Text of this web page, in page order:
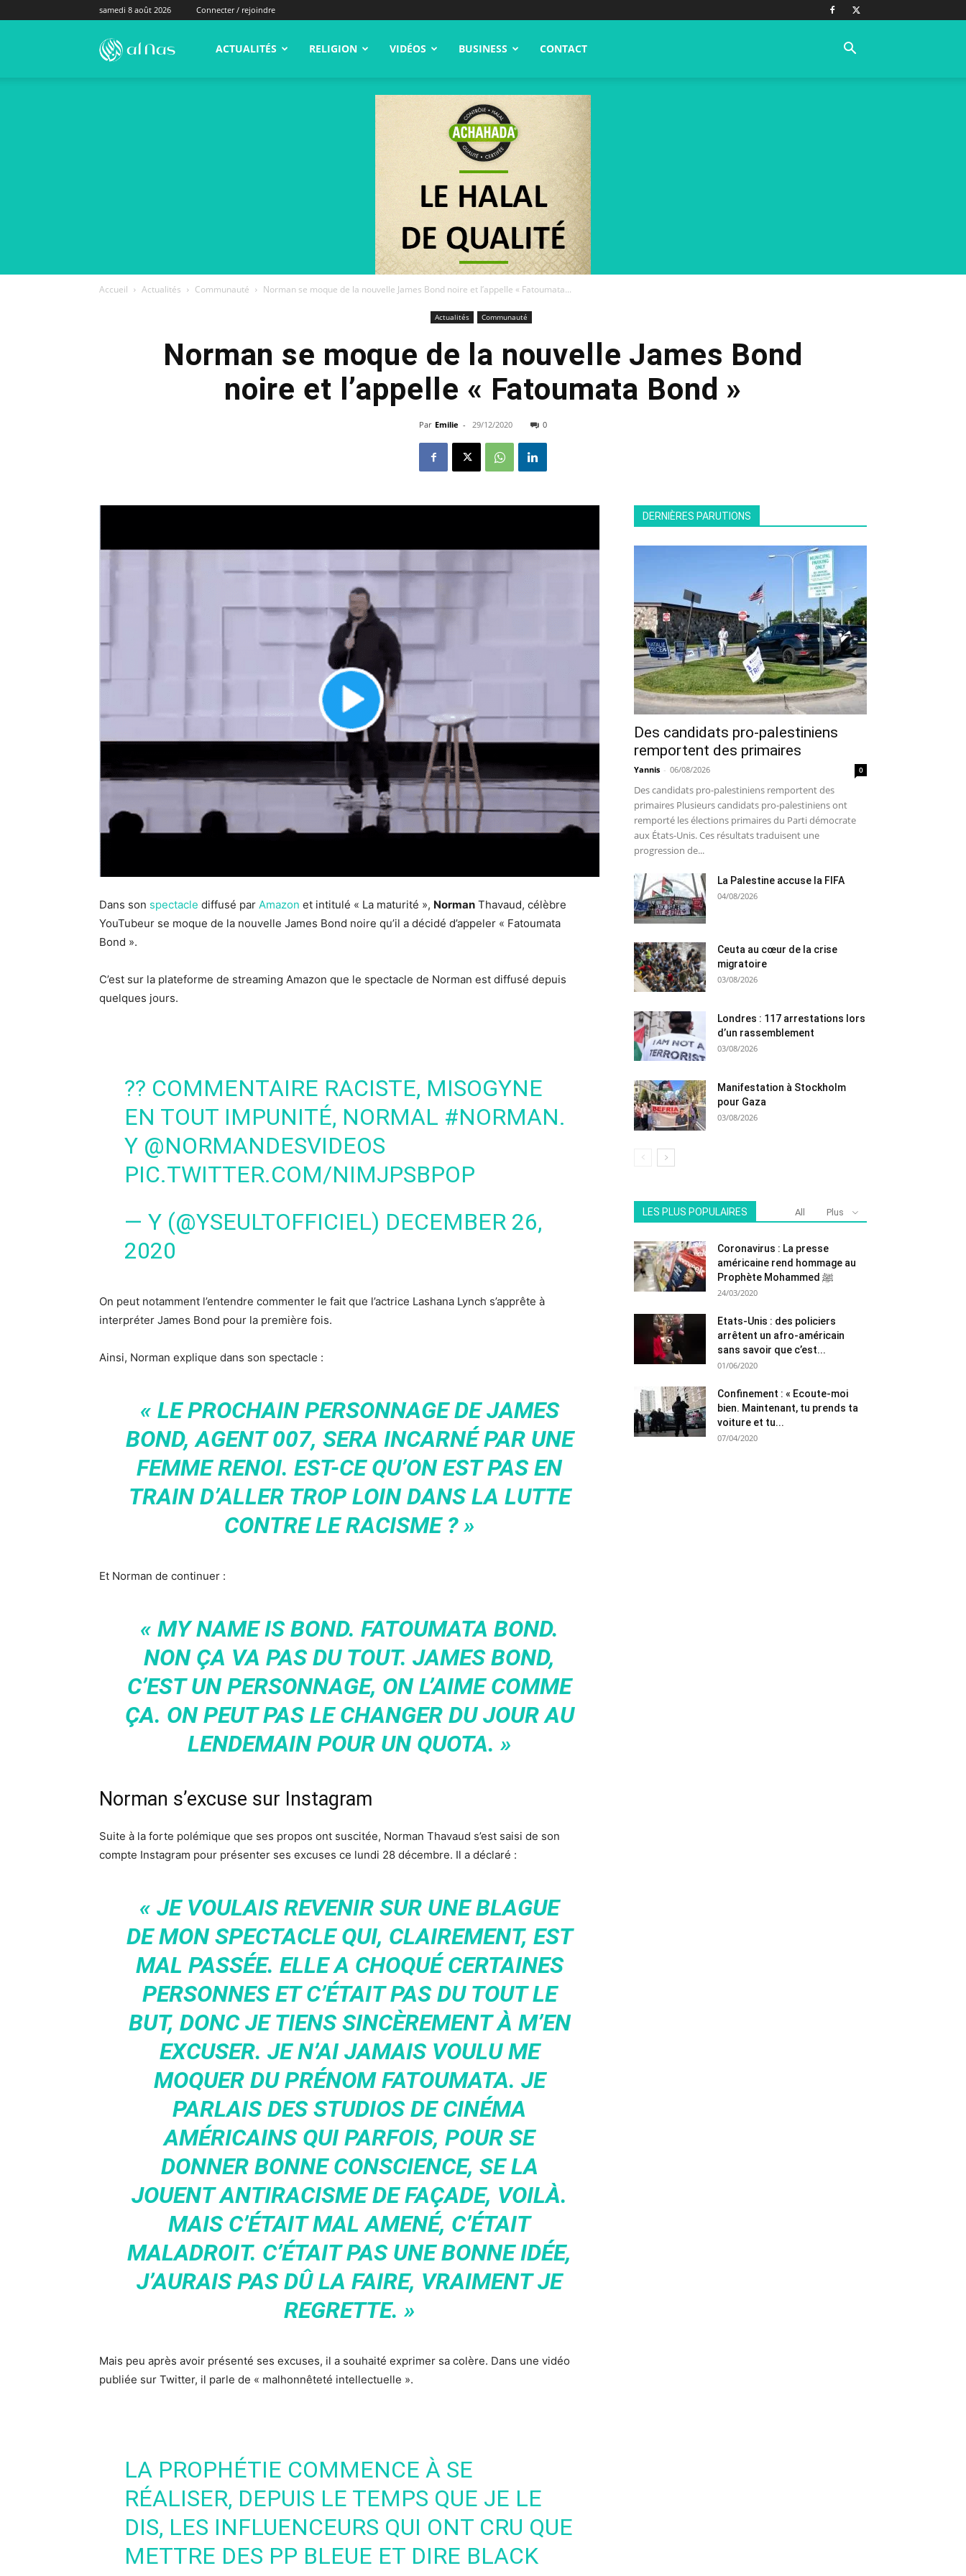
samedi 8 août 2026 Connecter / rejoindre
alNas.fr ACTUALITÉS RELIGION VIDÉOS BUSINESS CONTACT
Accueil Actualités Communauté Norman se moque de la nouvelle James Bond noire et l’appelle « Fatoumata...
Actualités Communauté
Norman se moque de la nouvelle James Bond
noire et l’appelle « Fatoumata Bond »
Par Emilie - 29/12/2020 0
Dans son spectacle diffusé par Amazon et intitulé « La maturité », Norman Thavaud, célèbre
YouTubeur se moque de la nouvelle James Bond noire qu’il a décidé d’appeler « Fatoumata
Bond ».
C’est sur la plateforme de streaming Amazon que le spectacle de Norman est diffusé depuis
quelques jours.
?? COMMENTAIRE RACISTE, MISOGYNE
EN TOUT IMPUNITÉ, NORMAL #NORMAN.
Y @NORMANDESVIDEOS
PIC.TWITTER.COM/NIMJPSBPOP
— Y (@YSEULTOFFICIEL) DECEMBER 26,
2020
On peut notamment l’entendre commenter le fait que l’actrice Lashana Lynch s’apprête à
interpréter James Bond pour la première fois.
Ainsi, Norman explique dans son spectacle :
« LE PROCHAIN PERSONNAGE DE JAMES
BOND, AGENT 007, SERA INCARNÉ PAR UNE
FEMME RENOI. EST-CE QU’ON EST PAS EN
TRAIN D’ALLER TROP LOIN DANS LA LUTTE
CONTRE LE RACISME ? »
Et Norman de continuer :
« MY NAME IS BOND. FATOUMATA BOND.
NON ÇA VA PAS DU TOUT. JAMES BOND,
C’EST UN PERSONNAGE, ON L’AIME COMME
ÇA. ON PEUT PAS LE CHANGER DU JOUR AU
LENDEMAIN POUR UN QUOTA. »
Norman s’excuse sur Instagram
Suite à la forte polémique que ses propos ont suscitée, Norman Thavaud s’est saisi de son
compte Instagram pour présenter ses excuses ce lundi 28 décembre. Il a déclaré :
« JE VOULAIS REVENIR SUR UNE BLAGUE
DE MON SPECTACLE QUI, CLAIREMENT, EST
MAL PASSÉE. ELLE A CHOQUÉ CERTAINES
PERSONNES ET C’ÉTAIT PAS DU TOUT LE
BUT, DONC JE TIENS SINCÈREMENT À M’EN
EXCUSER. JE N’AI JAMAIS VOULU ME
MOQUER DU PRÉNOM FATOUMATA. JE
PARLAIS DES STUDIOS DE CINÉMA
AMÉRICAINS QUI PARFOIS, POUR SE
DONNER BONNE CONSCIENCE, SE LA
JOUENT ANTIRACISME DE FAÇADE, VOILÀ.
MAIS C’ÉTAIT MAL AMENÉ, C’ÉTAIT
MALADROIT. C’ÉTAIT PAS UNE BONNE IDÉE,
J’AURAIS PAS DÛ LA FAIRE, VRAIMENT JE
REGRETTE. »
Mais peu après avoir présenté ses excuses, il a souhaité exprimer sa colère. Dans une vidéo
publiée sur Twitter, il parle de « malhonnêteté intellectuelle ».
LA PROPHÉTIE COMMENCE À SE
RÉALISER, DEPUIS LE TEMPS QUE JE LE
DIS, LES INFLUENCEURS QUI ONT CRU QUE
METTRE DES PP BLEUE ET DIRE BLACK
DERNIÈRES PARUTIONS
Des candidats pro-palestiniens
remportent des primaires
Yannis - 06/08/2026 0
Des candidats pro-palestiniens remportent des
primaires Plusieurs candidats pro-palestiniens ont
remporté les élections primaires du Parti démocrate
aux États-Unis. Ces résultats traduisent une
progression de...
La Palestine accuse la FIFA
04/08/2026
Ceuta au cœur de la crise
migratoire
03/08/2026
Londres : 117 arrestations lors
d’un rassemblement
03/08/2026
Manifestation à Stockholm
pour Gaza
03/08/2026
LES PLUS POPULAIRES All Plus
Coronavirus : La presse
américaine rend hommage au
Prophète Mohammed ﷺ
24/03/2020
Etats-Unis : des policiers
arrêtent un afro-américain
sans savoir que c’est...
01/06/2020
Confinement : « Ecoute-moi
bien. Maintenant, tu prends ta
voiture et tu...
07/04/2020